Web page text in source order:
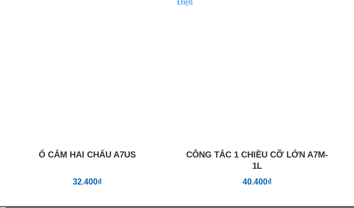
Ổ CẮM HAI CHẤU A7US
32.400₫
CÔNG TẮC 1 CHIỀU CỠ LỚN A7M-
1L
40.400₫